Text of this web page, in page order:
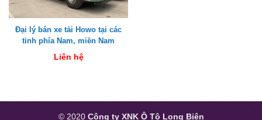
Đại lý bán xe tải Howo tại các
tỉnh phía Nam, miền Nam
Liên hệ
© 2020 Công ty XNK Ô Tô Long Biên